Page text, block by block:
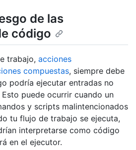
de las
código
trabajo, acciones
compuestas, siempre debe
podría ejecutar entradas no
puede ocurrir cuando un
y scripts malintencionados
tu flujo de trabajo se ejecuta,
interpretarse como código
en el ejecutor.